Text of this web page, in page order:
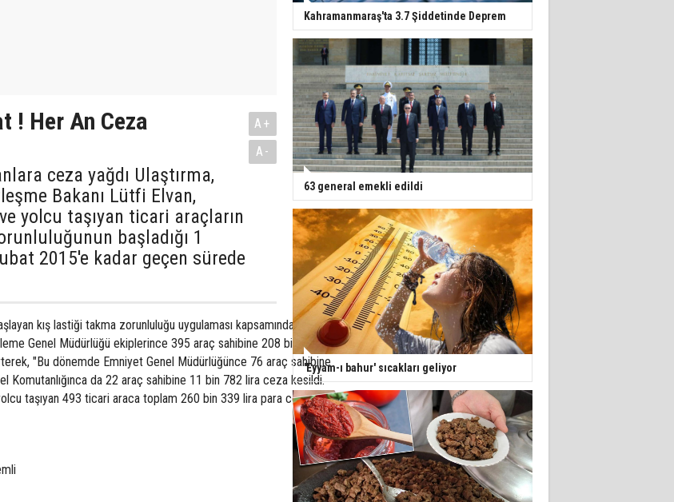
! Her An Ceza
ceza yağdı Ulaştırma,
Bakanı Lütfi Elvan,
yolcu taşıyan ticari araçların
başladığı 1
2015'e kadar geçen sürede
A+
A-
kış lastiği takma zorunluluğu uygulaması kapsamında 9
Genel Müdürlüğü ekiplerince 395 araç sahibine 208 bin 749 lira
"Bu dönemde Emniyet Genel Müdürlüğünce 76 araç sahibine
Komutanlığınca da 22 araç sahibine 11 bin 782 lira ceza kesildi.
taşıyan 493 ticari araca toplam 260 bin 339 lira para cezası
Kahramanmaraş'ta 3.7 Şiddetinde Deprem
63 general emekli edildi
'Eyyam-ı bahur' sıcakları geliyor